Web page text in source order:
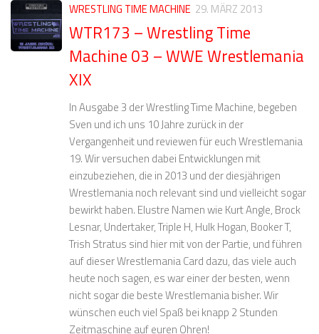
WRESTLING TIME MACHINE 29. MÄRZ 2013
WTR173 – Wrestling Time
Machine 03 – WWE Wrestlemania
XIX
In Ausgabe 3 der Wrestling Time Machine, begeben
Sven und ich uns 10 Jahre zurück in der
Vergangenheit und reviewen für euch Wrestlemania
19. Wir versuchen dabei Entwicklungen mit
einzubeziehen, die in 2013 und der diesjährigen
Wrestlemania noch relevant sind und vielleicht sogar
bewirkt haben. Elustre Namen wie Kurt Angle, Brock
Lesnar, Undertaker, Triple H, Hulk Hogan, Booker T,
Trish Stratus sind hier mit von der Partie, und führen
auf dieser Wrestlemania Card dazu, das viele auch
heute noch sagen, es war einer der besten, wenn
nicht sogar die beste Wrestlemania bisher. Wir
wünschen euch viel Spaß bei knapp 2 Stunden
Zeitmaschine auf euren Ohren!